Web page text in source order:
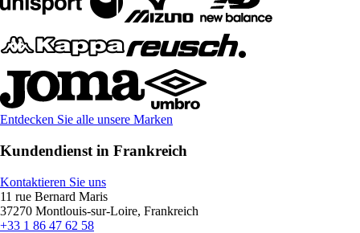
Entdecken Sie alle unsere Marken
Kundendienst in Frankreich
Kontaktieren Sie uns
11 rue Bernard Maris
37270 Montlouis-sur-Loire, Frankreich
+33 1 86 47 62 58